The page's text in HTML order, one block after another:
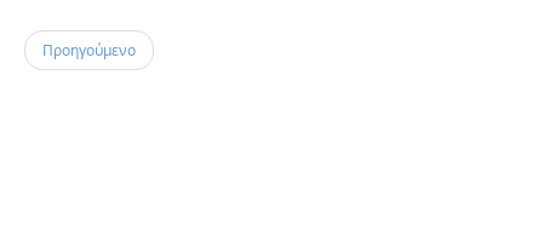
Προηγούμενο